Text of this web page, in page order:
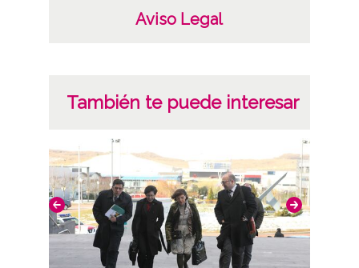
Aviso Legal
También te puede interesar